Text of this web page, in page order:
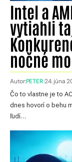
Intel a
vytiahli
nočné
Autor:PETER 24. júna
Čo to vlastne je to
dnes hovorí o behu
ľudí…